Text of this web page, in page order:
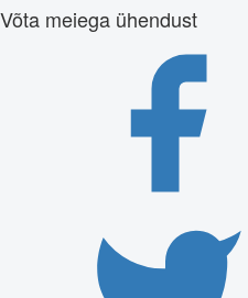
Võta meiega ühendust